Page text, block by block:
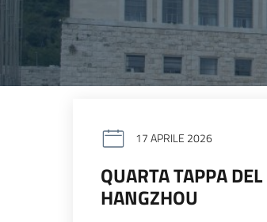
17 APRILE 2026
QUARTA TAPPA
HANGZHOU